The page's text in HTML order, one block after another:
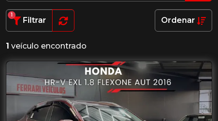
Filtrar
1
Ordenar
1 veículo encontrado